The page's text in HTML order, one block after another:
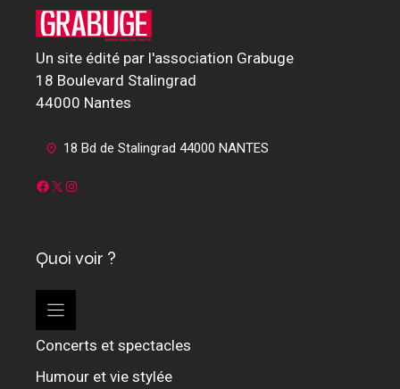
Un site édité par l'association Grabuge
18 Boulevard Stalingrad
44000 Nantes
18 Bd de Stalingrad 44000 NANTES
Facebook
X Instagram
Quoi voir ?
Concerts et spectacles
Humour et vie stylée